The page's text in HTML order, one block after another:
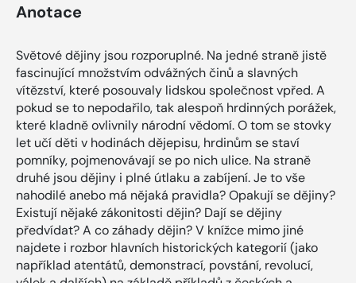
Anotace
Světové dějiny jsou rozporuplné. Na jedné straně jistě
fascinující množstvím odvážných činů a slavných
vítězství, které posouvaly lidskou společnost vpřed. A
pokud se to nepodařilo, tak alespoň hrdinných porážek,
které kladně ovlivnily národní vědomí. O tom se stovky
let učí děti v hodinách dějepisu, hrdinům se staví
pomníky, pojmenovávají se po nich ulice. Na straně
druhé jsou dějiny i plné útlaku a zabíjení. Je to vše
nahodilé anebo má nějaká pravidla? Opakují se dějiny?
Existují nějaké zákonitosti dějin? Dají se dějiny
předvídat? A co záhady dějin? V knížce mimo jiné
najdete i rozbor hlavních historických kategorií (jako
například atentátů, demonstrací, povstání, revolucí,